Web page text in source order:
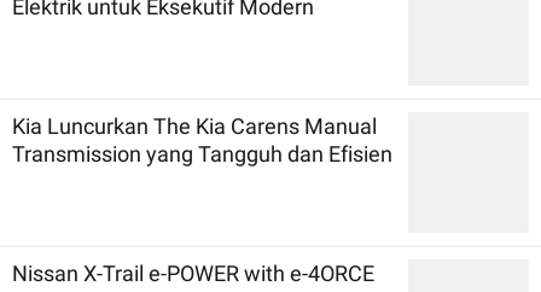
Elektrik untuk Eksekutif Modern
Kia Luncurkan The Kia Carens Manual
Transmission yang Tangguh dan Efisien
Nissan X-Trail e-POWER with e-4ORCE